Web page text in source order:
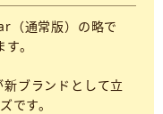
（通常版）の略で
。
ブランドとして立
です。